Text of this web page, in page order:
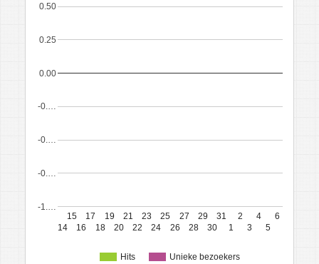
Hits Unieke bezoekers
14
15
16
17
18
19
20
21
22
23
24
25
26
27
28
29
30
31
1
2
3
4
5
6
-1.…
-0.…
-0.…
-0.…
0.00
0.25
0.50